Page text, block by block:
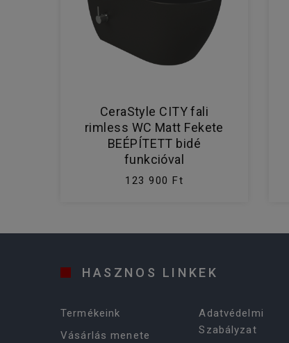
CeraStyle CITY fali
rimless WC Matt Fekete
BEÉPÍTETT bidé
funkcióval
123 900 Ft
HASZNOS LINKEK
Termékeink
Vásárlás menete
Adatvédelmi
Szabályzat